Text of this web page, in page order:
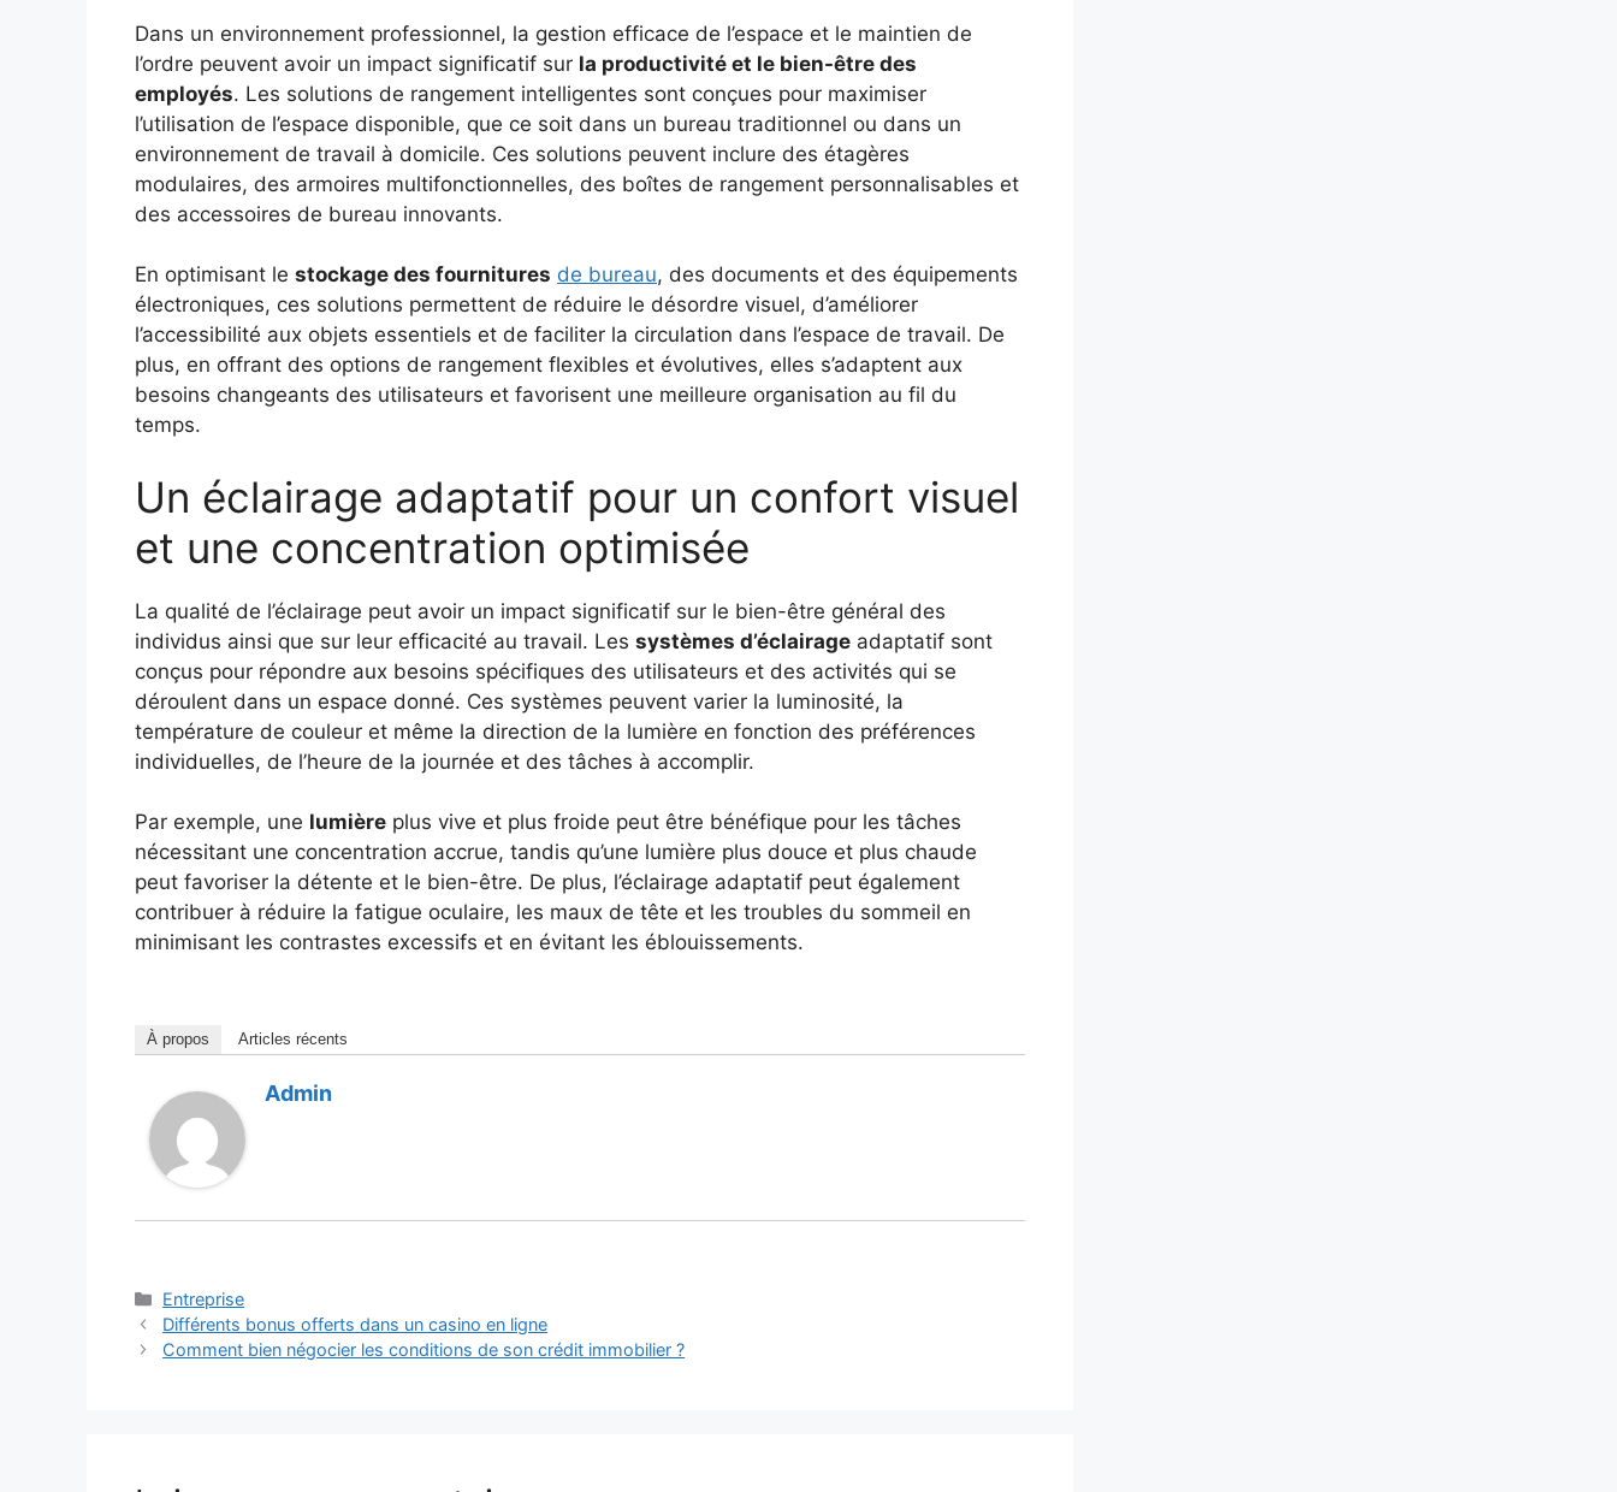
Dans un environnement professionnel, la gestion efficace de l’espace et le maintien de
l’ordre peuvent avoir un impact significatif sur la productivité et le bien-être des
employés. Les solutions de rangement intelligentes sont conçues pour maximiser
l’utilisation de l’espace disponible, que ce soit dans un bureau traditionnel ou dans un
environnement de travail à domicile. Ces solutions peuvent inclure des étagères
modulaires, des armoires multifonctionnelles, des boîtes de rangement personnalisables et
des accessoires de bureau innovants.
En optimisant le stockage des fournitures de bureau, des documents et des équipements
électroniques, ces solutions permettent de réduire le désordre visuel, d’améliorer
l’accessibilité aux objets essentiels et de faciliter la circulation dans l’espace de travail. De
plus, en offrant des options de rangement flexibles et évolutives, elles s’adaptent aux
besoins changeants des utilisateurs et favorisent une meilleure organisation au fil du
temps.
Un éclairage adaptatif pour un confort visuel
et une concentration optimisée
La qualité de l’éclairage peut avoir un impact significatif sur le bien-être général des
individus ainsi que sur leur efficacité au travail. Les systèmes d’éclairage adaptatif sont
conçus pour répondre aux besoins spécifiques des utilisateurs et des activités qui se
déroulent dans un espace donné. Ces systèmes peuvent varier la luminosité, la
température de couleur et même la direction de la lumière en fonction des préférences
individuelles, de l’heure de la journée et des tâches à accomplir.
Par exemple, une lumière plus vive et plus froide peut être bénéfique pour les tâches
nécessitant une concentration accrue, tandis qu’une lumière plus douce et plus chaude
peut favoriser la détente et le bien-être. De plus, l’éclairage adaptatif peut également
contribuer à réduire la fatigue oculaire, les maux de tête et les troubles du sommeil en
minimisant les contrastes excessifs et en évitant les éblouissements.
À propos Articles récents
Admin
Catégories
Entreprise
Différents bonus offerts dans un casino en ligne
Comment bien négocier les conditions de son crédit immobilier ?